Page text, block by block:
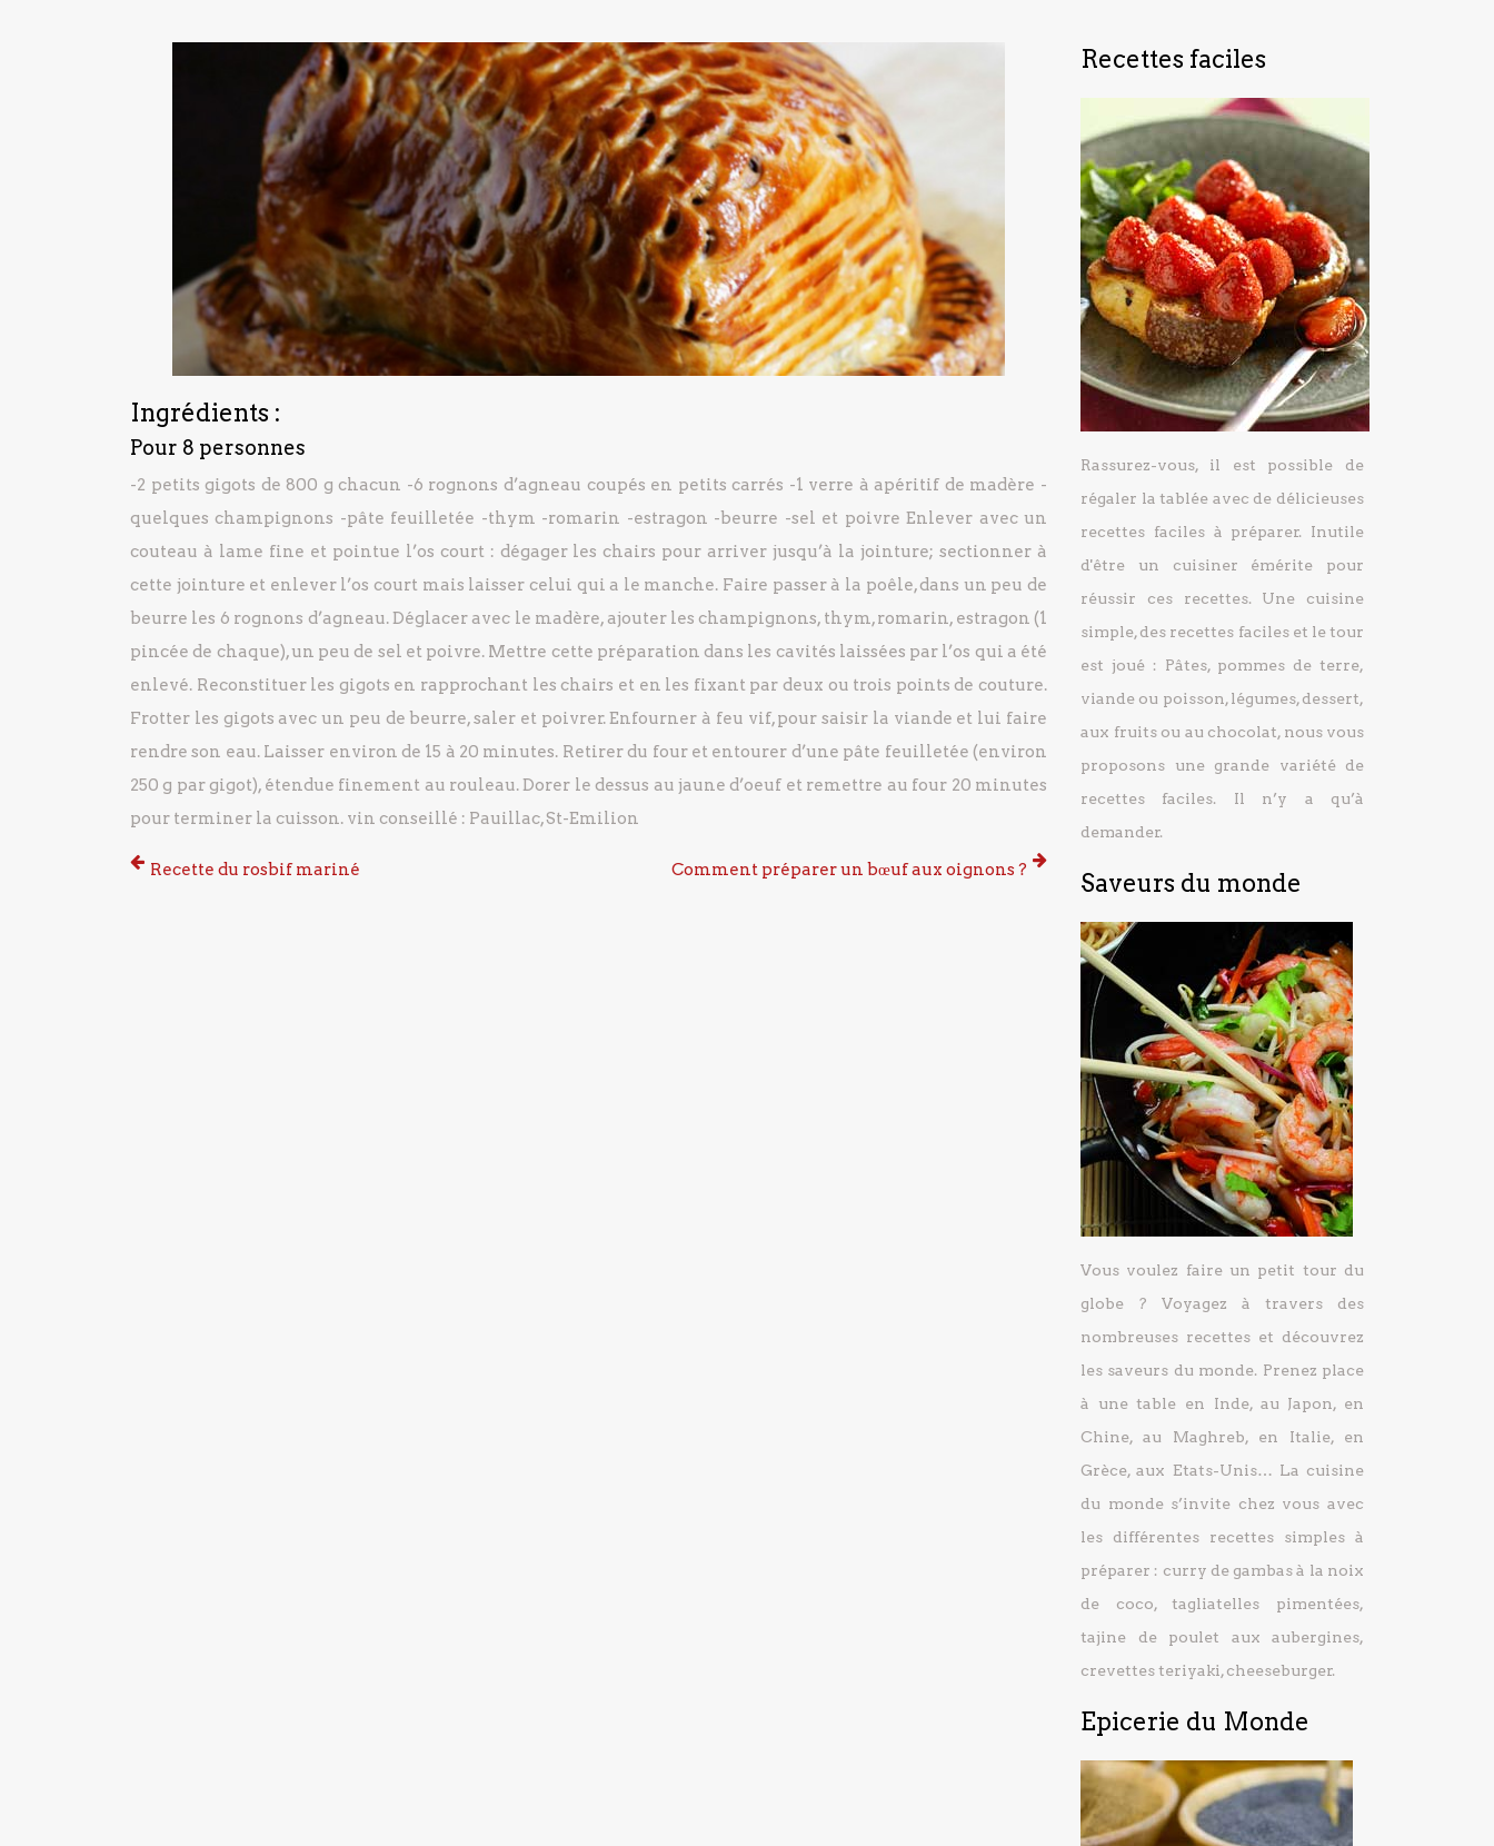
Ingrédients :
Pour 8 personnes
-2 petits gigots de 800 g chacun -6 rognons d’agneau coupés en petits carrés -1 verre à apéritif de madère -
quelques champignons -pâte feuilletée -thym -romarin -estragon -beurre -sel et poivre Enlever avec un
couteau à lame fine et pointue l’os court : dégager les chairs pour arriver jusqu’à la jointure; sectionner à
cette jointure et enlever l’os court mais laisser celui qui a le manche. Faire passer à la poêle, dans un peu de
beurre les 6 rognons d’agneau.Déglacer avec le madère, ajouter les champignons, thym, romarin, estragon (1
pincée de chaque), un peu de sel et poivre. Mettre cette préparation dans les cavités laissées par l’os qui a été
enlevé. Reconstituer les gigots en rapprochant les chairs et en les fixant par deux ou trois points de couture.
Frotter les gigots avec un peu de beurre, saler et poivrer.Enfourner à feu vif, pour saisir la viande et lui faire
rendre son eau. Laisser environ de 15 à 20 minutes. Retirer du four et entourer d’une pâte feuilletée (environ
250 g par gigot), étendue finement au rouleau. Dorer le dessus au jaune d’oeuf et remettre au four 20 minutes
pour terminer la cuisson. vin conseillé : Pauillac, St-Emilion
Recette du rosbif mariné Comment préparer un bœuf aux oignons ?
Recettes faciles
Rassurez-vous, il est possible de
régaler la tablée avec de délicieuses
recettes faciles à préparer. Inutile
d'être un cuisiner émérite pour
réussir ces recettes. Une cuisine
simple, des recettes faciles et le tour
est joué : Pâtes, pommes de terre,
viande ou poisson, légumes, dessert,
aux fruits ou au chocolat, nous vous
proposons une grande variété de
recettes faciles. Il n’y a qu’à
demander.
Saveurs du monde
Vous voulez faire un petit tour du
globe ? Voyagez à travers des
nombreuses recettes et découvrez
les saveurs du monde. Prenez place
à une table en Inde, au Japon, en
Chine, au Maghreb, en Italie, en
Grèce, aux Etats-Unis… La cuisine
du monde s’invite chez vous avec
les différentes recettes simples à
préparer : curry de gambas à la noix
de coco, tagliatelles pimentées,
tajine de poulet aux aubergines,
crevettes teriyaki, cheeseburger.
Epicerie du Monde